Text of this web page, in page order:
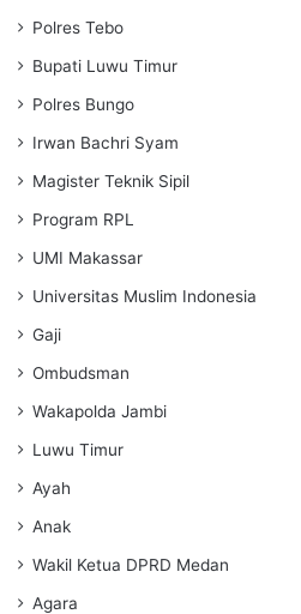
Polres Tebo
Bupati Luwu Timur
Polres Bungo
Irwan Bachri Syam
Magister Teknik Sipil
Program RPL
UMI Makassar
Universitas Muslim Indonesia
Gaji
Ombudsman
Wakapolda Jambi
Luwu Timur
Ayah
Anak
Wakil Ketua DPRD Medan
Agara